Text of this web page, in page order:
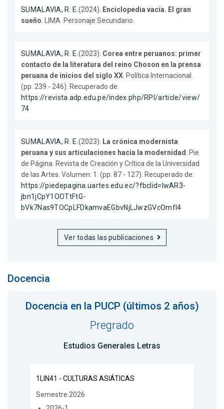
SUMALAVIA, R. E. (2024).
Enciclopedia vacía. El gran
sueño . LIMA. Personaje Secundario.
SUMALAVIA, R. E. (2023). Corea entre peruanos: primer
contacto de la literatura del reino Choson en la prensa
peruana de inicios del siglo XX . Política Internacional.
(pp. 239 - 246). Recuperado de:
https://revista.adp.edu.pe/index.php/RPI/article/view/
74
SUMALAVIA, R. E. (2023).
La crónica modernista
peruana y sus articulaciones hacia la modernidad
. Pie
de Página. Revista de Creación y Crítica de la Universidad
de las Artes. Volumen: 1. (pp. 87 - 127). Recuperado de:
https://piedepagina.uartes.edu.ec/?fbclid=IwAR3-
jbn1jCpY1OOTtFtG-
bVk7Nas9TOCpLFDkamvaEGbvNjLJwzGVcOmfI4
Ver todas las publicaciones
Docencia
Docencia en la PUCP (últimos 2 años)
Pregrado
Estudios Generales Letras
1LIN41 - CULTURAS ASIÁTICAS
Semestre 2026